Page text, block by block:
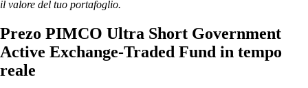
il valore del tuo portafoglio.
Prezo PIMCO Ultra Short Government
Active Exchange-Traded Fund in tempo
reale